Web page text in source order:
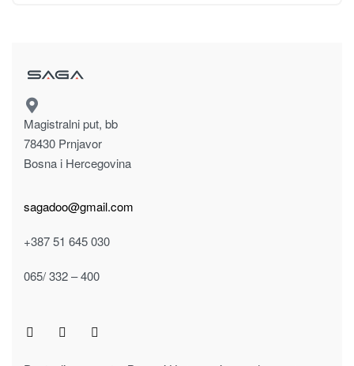
Magistralni put, bb
78430 Prnjavor
Bosna i Hercegovina
sagadoo@gmail.com
+387 51 645 030
065/ 332 – 400